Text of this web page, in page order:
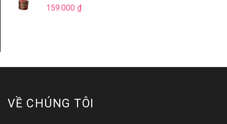
159.000 ₫
VỀ CHÚNG TÔI